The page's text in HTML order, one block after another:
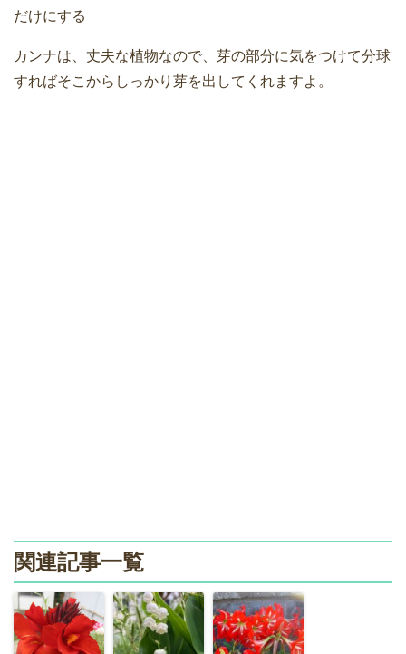
だけにする
カンナは、丈夫な植物なので、芽の部分に気をつけて分球
すればそこからしっかり芽を出してくれますよ。
関連記事一覧